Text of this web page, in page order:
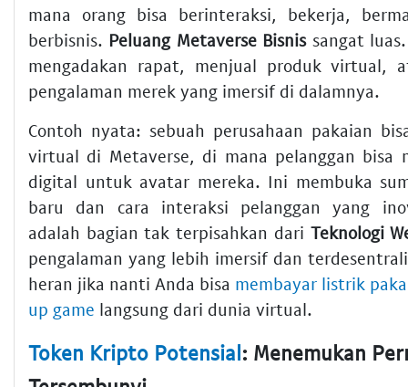
mana orang bisa berinteraksi, bekerja,
berbisnis. Peluang Metaverse Bisnissangat luas.
mengadakan rapat, menjual produk virtual,
pengalaman merek yang imersif di dalamnya.
Contoh nyata: sebuah perusahaan pakaian
virtual di Metaverse, di mana pelanggan bisa
digital untuk avatar mereka. Ini membuka
baru dan cara interaksi pelanggan yang
adalah bagian tak terpisahkan dari Teknologi
pengalaman yang lebih imersif dan
heran jika nanti Anda bisa membayar listrik
up game langsung dari dunia virtual.
Token Kripto Potensial: Menemukan